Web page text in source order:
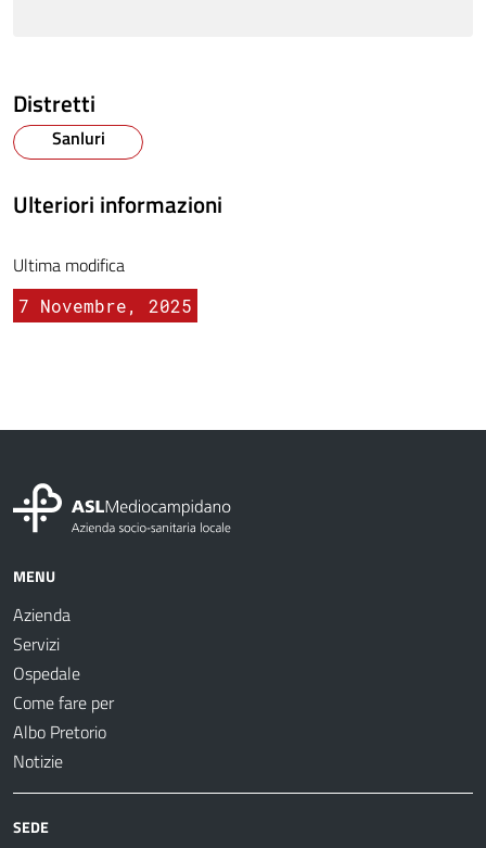
Distretti
Sanluri
Ulteriori informazioni
Ultima modifica
7 Novembre, 2025
MENU
Azienda
Servizi
Ospedale
Come fare per
Albo Pretorio
Notizie
SEDE